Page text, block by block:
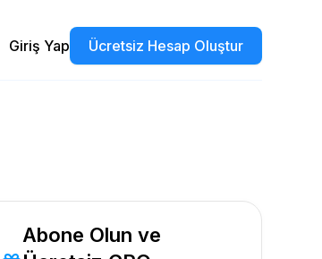
Giriş Yap Ücretsiz Hesap Oluştur
Abone Olun ve